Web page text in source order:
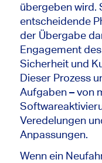
übergeben wird.
entscheidende
der Übergabe
Engagement
Sicherheit und
Dieser Prozess
Aufgaben – von
Veredelungen
Anpassungen.
Wenn ein